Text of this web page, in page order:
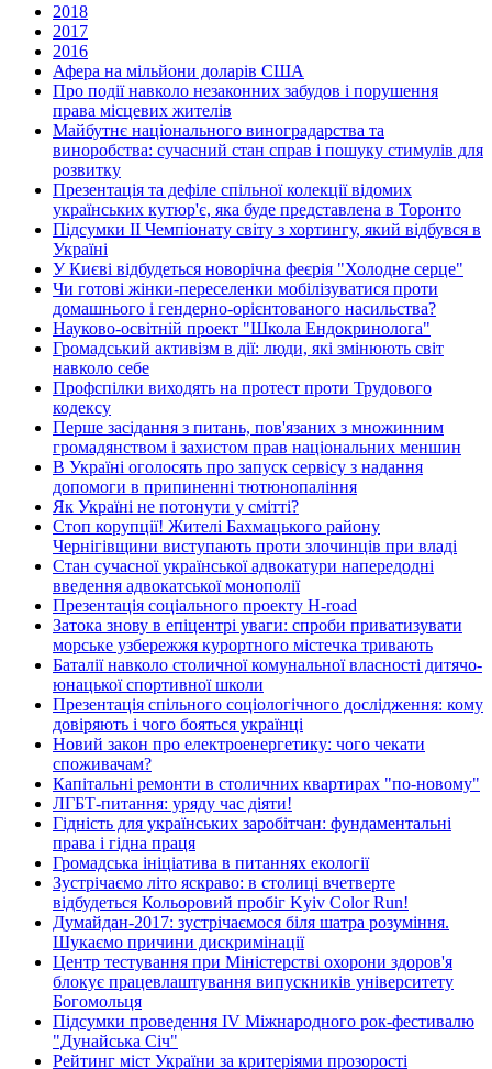
2018
2017
2016
Афера на мільйони доларів США
Про події навколо незаконних забудов і порушення
права місцевих жителів
Майбутнє національного виноградарства та
виноробства: сучасний стан справ і пошуку стимулів для
розвитку
Презентація та дефіле спільної колекції відомих
українських кутюр'є, яка буде представлена в Торонто
Підсумки ІІ Чемпіонату світу з хортингу, який відбувся в
Україні
У Києві відбудеться новорічна феєрія "Холодне серце"
Чи готові жінки-переселенки мобілізуватися проти
домашнього і гендерно-орієнтованого насильства?
Науково-освітній проект "Школа Ендокринолога"
Громадський активізм в дії: люди, які змінюють світ
навколо себе
Профспілки виходять на протест проти Трудового
кодексу
Перше засідання з питань, пов'язаних з множинним
громадянством і захистом прав національних меншин
В Україні оголосять про запуск сервісу з надання
допомоги в припиненні тютюнопаління
Як Україні не потонути у смітті?
Стоп корупції! Жителі Бахмацького району
Чернігівщини виступають проти злочинців при владі
Стан сучасної української адвокатури напередодні
введення адвокатської монополії
Презентація соціального проекту H-road
Затока знову в епіцентрі уваги: спроби приватизувати
морське узбережжя курортного містечка тривають
Баталії навколо столичної комунальної власності дитячо-
юнацької спортивної школи
Презентація спільного соціологічного дослідження: кому
довіряють і чого бояться українці
Новий закон про електроенергетику: чого чекати
споживачам?
Капітальні ремонти в столичних квартирах "по-новому"
ЛГБТ-питання: уряду час діяти!
Гідність для українських заробітчан: фундаментальні
права і гідна праця
Громадська ініціатива в питаннях екології
Зустрічаємо літо яскраво: в столиці вчетверте
відбудеться Кольоровий пробіг Kyiv Color Run!
Думайдан-2017: зустрічаємося біля шатра розуміння.
Шукаємо причини дискримінації
Центр тестування при Міністерстві охорони здоров'я
блокує працевлаштування випускників університету
Богомольця
Підсумки проведення IV Міжнародного рок-фестивалю
"Дунайська Січ"
Рейтинг міст України за критеріями прозорості